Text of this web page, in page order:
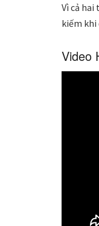
Vì cả
kiếm khi
Video